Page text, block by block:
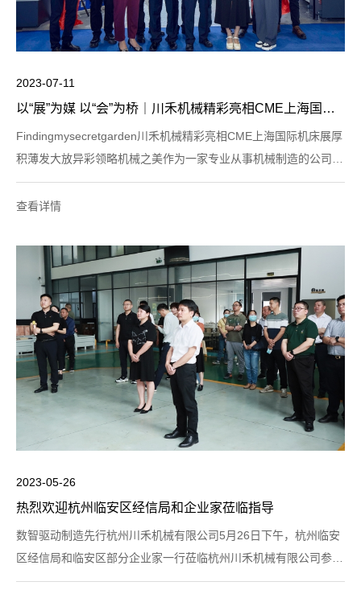
2023-07-11
以“展”为媒 以“会”为桥｜川禾机械精彩亮相CME上海国际机床展！
Findingmysecretgarden川禾机械精彩亮相CME上海国际机床展厚
积薄发大放异彩领略机械之美作为一家专业从事机械制造的公司，
杭州川禾机械一直以来致力于提供高品质的产品和优质的服务。此
次参加上海展是公司拓展市场、推广品牌
查看详情
2023-05-26
热烈欢迎​杭州临安区经信局和企业家莅临指导
数智驱动制造先行杭州川禾机械有限公司5月26日下午，杭州临安
区经信局和临安区部分企业家一行莅临杭州川禾机械有限公司参观
指导。在川禾机械生产运营副总任明峰的带领下，到访嘉宾参观了